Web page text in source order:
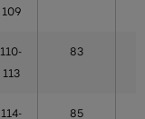
109
110-
113
83
114- 85